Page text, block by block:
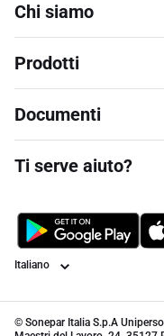
Chi siamo
Prodotti
Documenti
Ti serve aiuto?
Lingua
© Sonepar Italia S.p.A